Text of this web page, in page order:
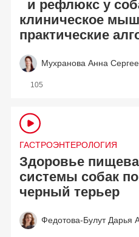
и рефлюкс у
клиническое
практические
Мухранова Анна
105
ГАСТРОЭНТЕРОЛОГИЯ
Здоровье
системы собак
черный терьер
Федотова-Булут Дарья